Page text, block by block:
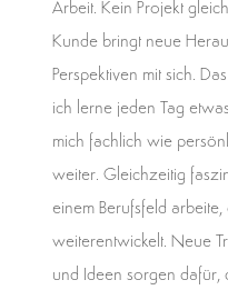
Arbeit. Kein Projekt
Kunde bringt neue
Perspektiven mit sich.
ich lerne jeden Tag
mich fachlich wie
weiter. Gleichzeitig
einem Berufsfeld arbeite,
weiterentwickelt. Neue
und Ideen sorgen dafür,